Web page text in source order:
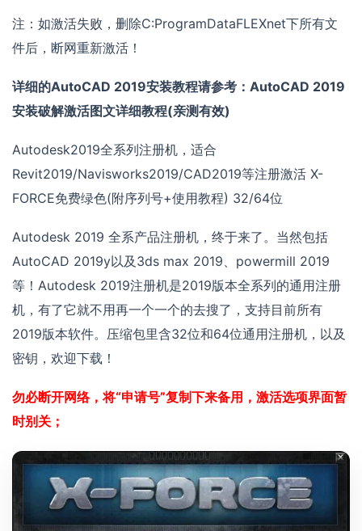
注：如激活失败，删除C:ProgramDataFLEXnet下所有文
件后，断网重新激活！
详细的AutoCAD 2019安装教程请参考：AutoCAD 2019
安装破解激活图文详细教程(亲测有效)
Autodesk2019全系列注册机，适合
Revit2019/Navisworks2019/CAD2019等注册激活 X-
FORCE免费绿色(附序列号+使用教程) 32/64位
Autodesk 2019 全系产品注册机，终于来了。当然包括
AutoCAD 2019y以及3ds max 2019、powermill 2019
等！Autodesk 2019注册机是2019版本全系列的通用注册
机，有了它就不用再一个一个的去搜了，支持目前所有
2019版本软件。压缩包里含32位和64位通用注册机，以及
密钥，欢迎下载！
勿必断开网络，将“申请号”复制下来备用，激活选项界面暂
时别关；